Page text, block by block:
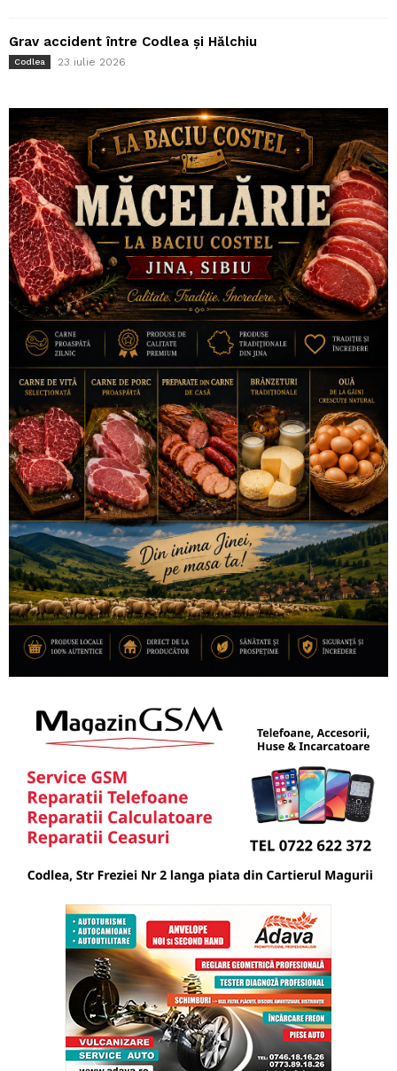
Grav accident între Codlea și Hălchiu
Codlea 23 iulie 2026